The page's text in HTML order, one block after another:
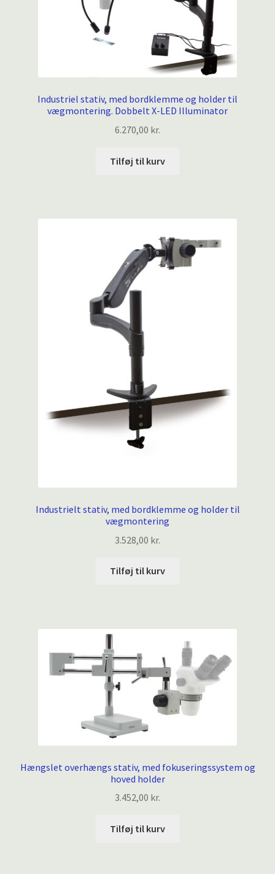
Industriel stativ, med bordklemme og holder til
vægmontering. Dobbelt X-LED Illuminator
6.270,00 kr.
Tilføj til kurv
Industrielt stativ, med bordklemme og holder til
vægmontering
3.528,00 kr.
Tilføj til kurv
Hængslet overhængs stativ, med fokuseringssystem og
hoved holder
3.452,00 kr.
Tilføj til kurv